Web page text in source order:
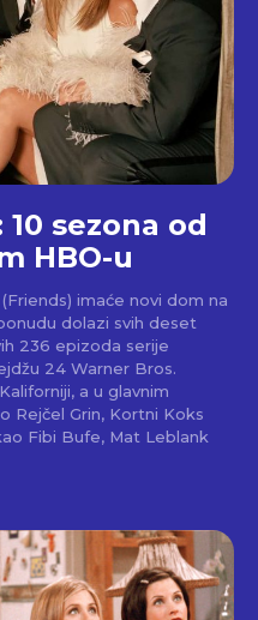
sezona od
HBO-u
imaće novi dom na
dolazi svih deset
24 Warner Bros.
a u glavnim
Rejčel Grin, Kortni Koks
Fibi Bufe, Mat Leblank